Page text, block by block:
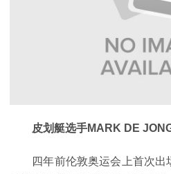
皮划艇选手MARK DE
四年前伦敦奥运会上首次出